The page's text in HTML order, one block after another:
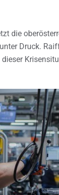
die
Druck.